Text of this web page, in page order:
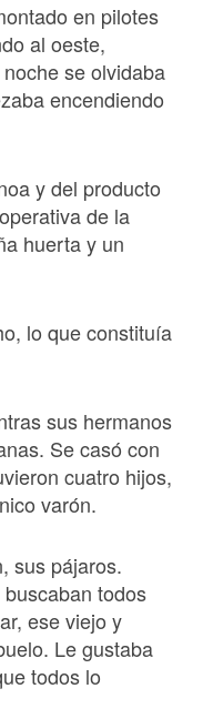
en pilotes
al oeste,
se olvidaba
encendiendo
y del producto
de la
huerta y un
lo que constituía
sus hermanos
Se casó con
cuatro hijos,
varón.
sus pájaros.
todos
ese viejo y
Le gustaba
todos lo